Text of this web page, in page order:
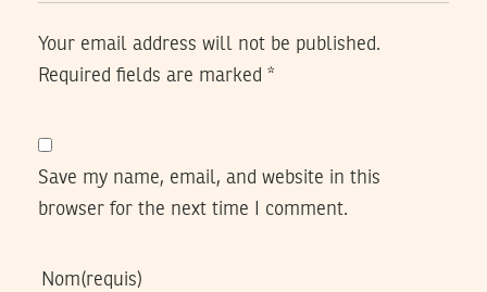
Your email address will not be published.
Required fields are marked *
Save my name, email, and website in this
browser for the next time I comment.
Nom(requis)